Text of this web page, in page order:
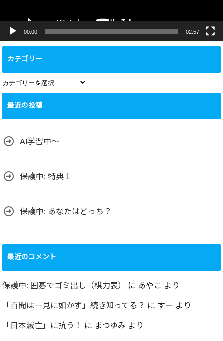
00:00 02:57
カテゴリー
カ
テ
リ
最近の投稿
AI学習中〜
保護中: 特典１
保護中: あなたはどっち？
最近のコメント
保護中: 囲碁でゴミ出し（棋力表） に あやこ より
「百聞は一見に如かず」続き知ってる？ に すー より
「日本滅亡」に抗う！ に まつゆみ より